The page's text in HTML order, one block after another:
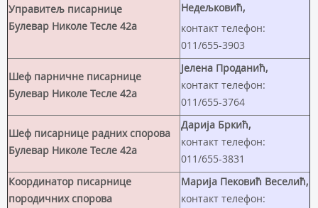
Управитељ писарнице
Булевар Николе Тесле 42а
Недељковић,
контакт телефон:
011/655-3903
Шеф парничне писарнице
Булевар Николе Тесле 42а
Јелена Проданић,
контакт телефон:
011/655-3764
Шеф писарнице радних спорова
Булевар Николе Тесле 42а
Дарија Бркић,
контакт телефон:
011/655-3831
Координатор писарнице
породичних спорова
Марија Пековић Веселић,
контакт телефон: